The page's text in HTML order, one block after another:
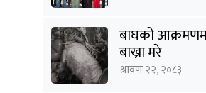
बाघको
बाख्रा मरे
श्रावण २२, २०८३